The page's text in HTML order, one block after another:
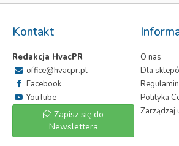
Kontakt
Redakcja HvacPR
office@hvacpr.pl
Facebook
YouTube
Zapisz się do
Newslettera
O nas
Dla
Regulamin
Polityka
Zarządzaj